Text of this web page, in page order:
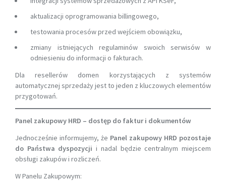
aktualizacji oprogramowania billingowego,
testowania procesów przed wejściem obowiązku,
zmiany istniejących regulaminów swoich serwisów w
odniesieniu do informacji o fakturach.
Dla resellerów domen korzystających z systemów
automatycznej sprzedaży jest to jeden z kluczowych elementów
przygotowań.
Panel zakupowy HRD – dostęp do faktur i dokumentów
Jednocześnie informujemy, że Panel zakupowy HRD pozostaje
do Państwa dyspozycji i nadal będzie centralnym miejscem
obsługi zakupów i rozliczeń.
W Panelu Zakupowym: